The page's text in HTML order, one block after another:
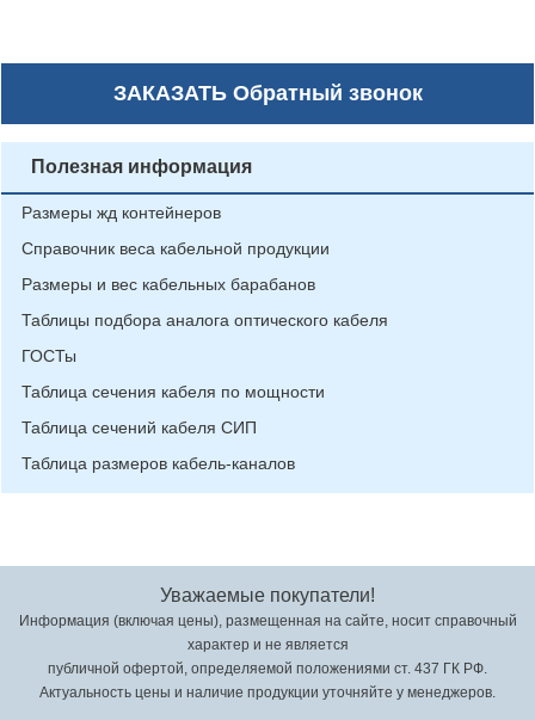
ЗАКАЗАТЬОбратный звонок
Полезная информация
Размеры жд контейнеров
Справочник веса кабельной продукции
Размеры и вес кабельных барабанов
Таблицы подбора аналога оптического кабеля
ГОСТы
Таблица сечения кабеля по мощности
Таблица сечений кабеля СИП
Таблица размеров кабель-каналов
Уважаемые покупатели!
Информация (включая цены), размещенная на сайте, носит справочный
характер и не является
публичной офертой, определяемой положениями ст. 437 ГК РФ.
Актуальность цены и наличие продукции уточняйте у менеджеров.